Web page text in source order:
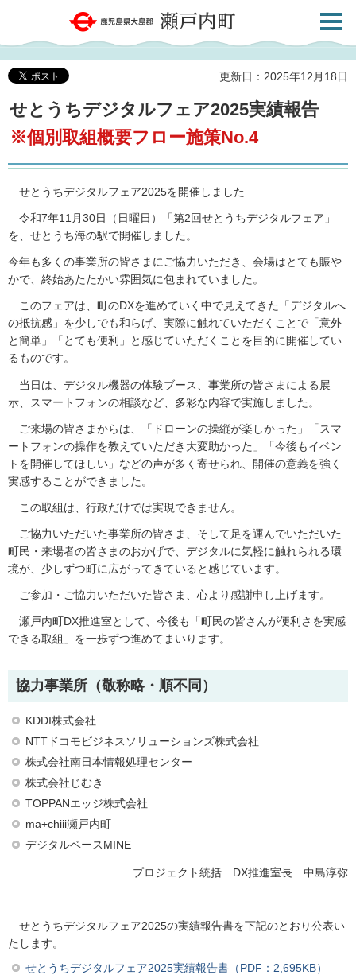
鹿児島県大島郡 瀬戸内町
共通メ
更新日：2025年12月18日
せとうちデジタルフェア2025実績報告
※個別取組概要フロー施策No.4
せとうちデジタルフェア2025を開催しました
令和7年11月30日（日曜日）「第2回せとうちデジタルフェア」
を、せとうち海の駅で開催しました。
今年も多くの事業所の皆さまにご協力いただき、会場はとても賑や
かで、終始あたたかい雰囲気に包まれていました。
このフェアは、町のDXを進めていく中で見えてきた「デジタルへ
の抵抗感」を少しでも和らげ、実際に触れていただくことで「意外
と簡単」「とても便利」と感じていただくことを目的に開催してい
るものです。
当日は、デジタル機器の体験ブース、事業所の皆さまによる展
示、スマートフォンの相談など、多彩な内容で実施しました。
ご来場の皆さまからは、「ドローンの操縦が楽しかった」「スマ
ートフォンの操作を教えていただき大変助かった」「今後もイベン
トを開催してほしい」などの声が多く寄せられ、開催の意義を強く
実感することができました。
この取組は、行政だけでは実現できません。
ご協力いただいた事業所の皆さま、そして足を運んでいただいた
町民・来場者の皆さまのおかげで、デジタルに気軽に触れられる環
境が、少しずつ町に広がってきていると感じています。
ご参加・ご協力いただいた皆さま、心より感謝申し上げます。
瀬戸内町DX推進室として、今後も「町民の皆さんが便利さを実感
できる取組」を一歩ずつ進めてまいります。
協力事業所（敬称略・順不同）
KDDI株式会社
NTTドコモビジネスソリューションズ株式会社
株式会社南日本情報処理センター
株式会社じむき
TOPPANエッジ株式会社
ma+chiii瀬戸内町
デジタルベースMINE
プロジェクト統括 DX推進室長 中島淳弥
せとうちデジタルフェア2025の実績報告書を下記のとおり公表い
たします。
せとうちデジタルフェア2025実績報告書（PDF：2,695KB）